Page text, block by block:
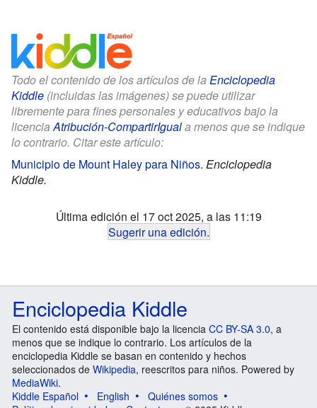
Todo el contenido de los artículos de la Enciclopedia
Kiddle (incluidas las imágenes) se puede utilizar
libremente para fines personales y educativos bajo la
licenciaAtribución-CompartirIguala menos que se indique
lo contrario. Citar este artículo:
Municipio de Mount Haley para Niños. Enciclopedia
Kiddle.
Última edición el 17 oct 2025, a las 11:19
Sugerir una edición.
Enciclopedia Kiddle
El contenido está disponible bajo la licencia CC BY-SA 3.0, a
menos que se indique lo contrario. Los artículos de la
enciclopedia Kiddle se basan en contenido y hechos
seleccionados de Wikipedia, reescritos para niños. Powered by
MediaWiki.
Kiddle Español
English
Quiénes somos